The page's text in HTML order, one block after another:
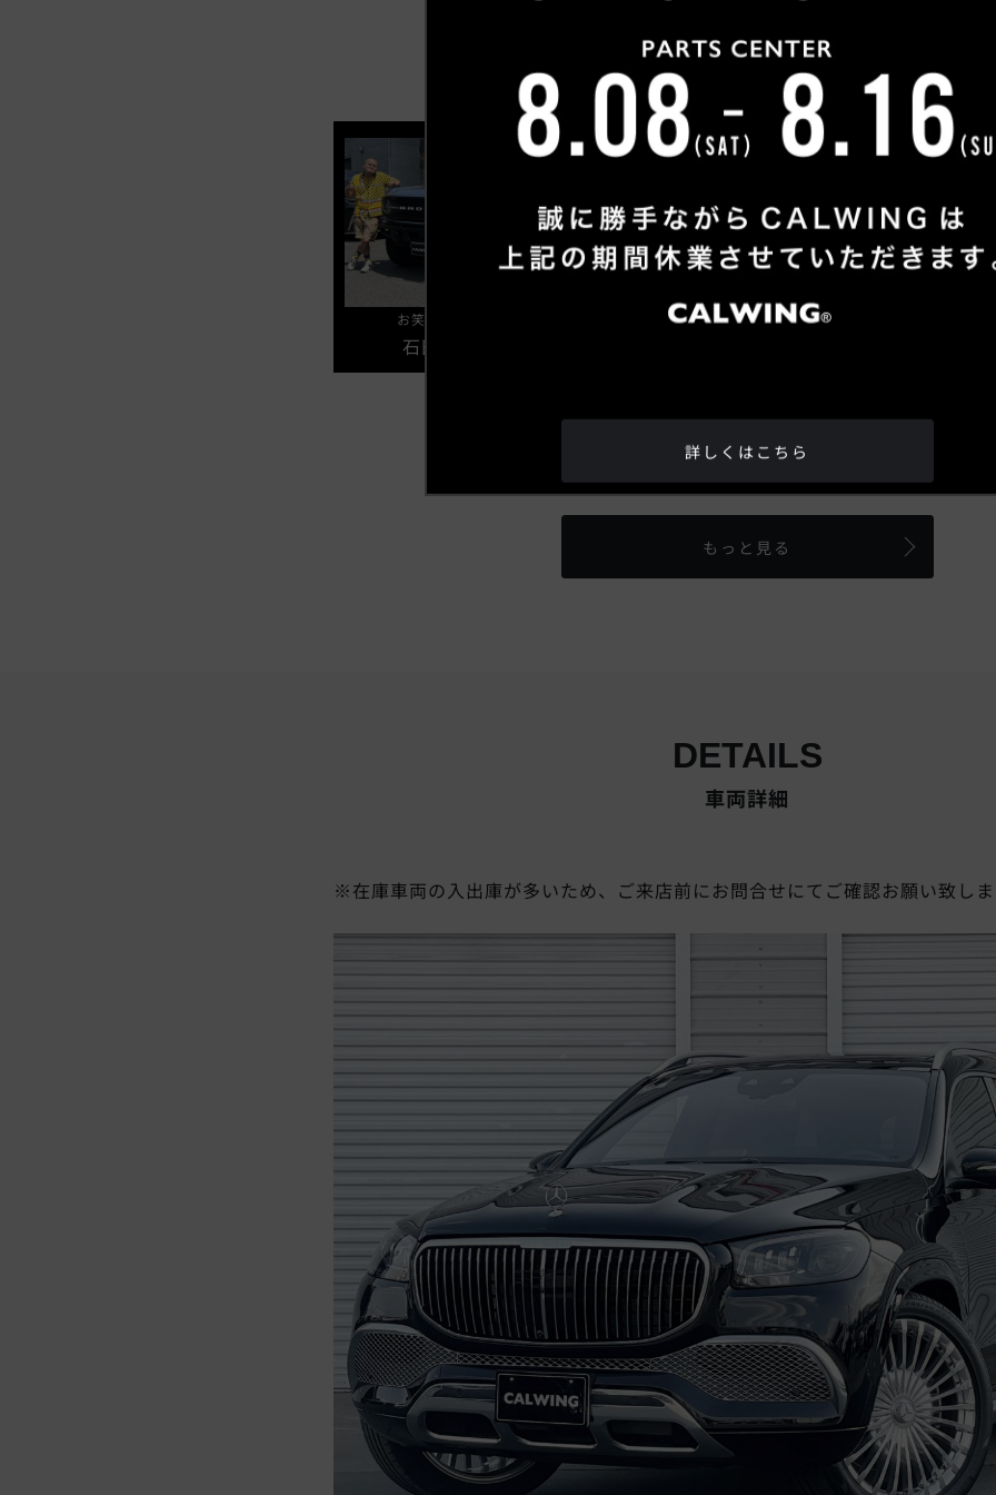
OUR CUSTOMERS
納車実績
お笑いコンビ カミナリ
石田 たくみさん
自動車評論家
全国どこへでも納車させて頂きます
もっと見る
DETAILS
車両詳細
※在庫車両の入出庫が多いため、ご来店前にお問合せにてご確認お願い致し
詳しくはこちら